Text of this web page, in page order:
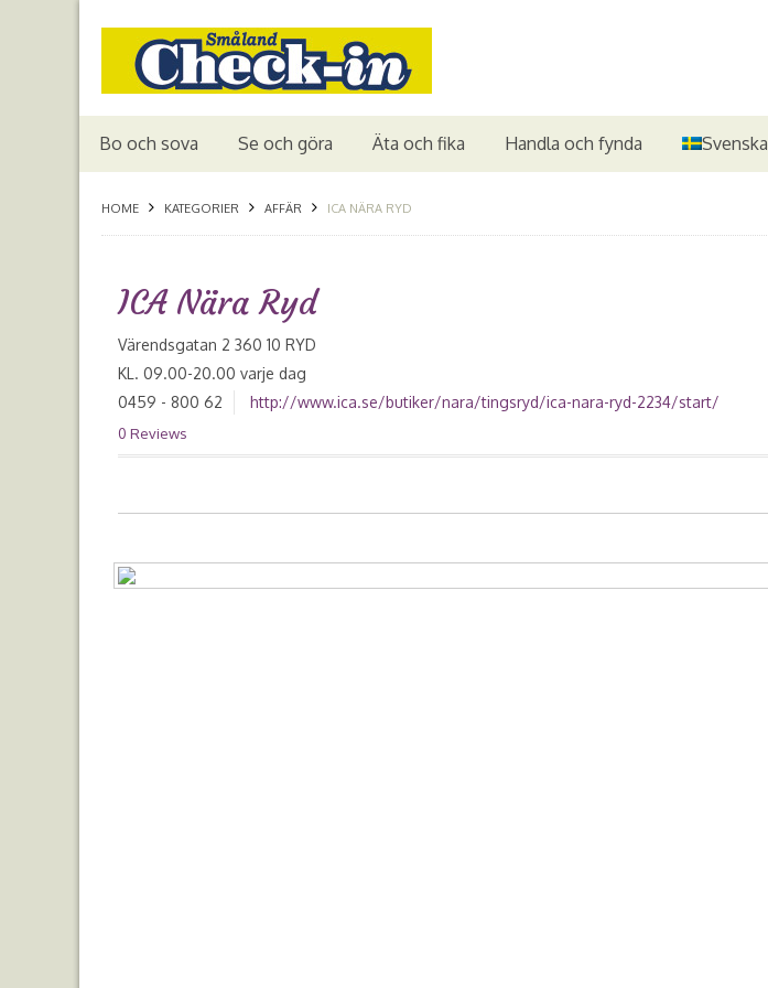
Bo och sova Se och göra Äta och fika Handla och fynda Svenska
HOME KATEGORIER AFFÄR ICA NÄRA RYD
ICA Nära Ryd
Värendsgatan 2 360 10 RYD
KL. 09.00-20.00 varje dag
0459 - 800 62
http://www.ica.se/butiker/nara/tingsryd/ica-nara-ryd-2234/start/
0 Reviews